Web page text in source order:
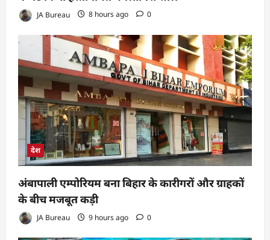
JA Bureau 8 hours ago 0
देश
अंबापाली एम्पोरियम बना बिहार के कारीगरों और ग्राहकों
के बीच मजबूत कड़ी
JA Bureau 9 hours ago 0